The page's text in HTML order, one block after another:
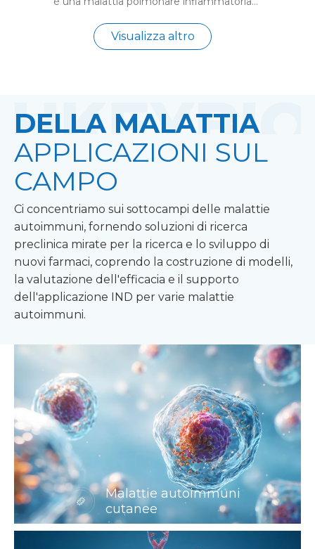
d'aria, difficoltà respiratoria, tosse e produzione di
muco, causata principalmente dall'esposizione a
caratteristiche della BPCO umana, tra cui
l'infiammazione delle vie aeree (neutrofilia nel
BALF), il declino della funzione polmonare e i
cambiamenti enfisematosi rilevati dall'imaging TC.
Fornisce una solida piattaforma per i test preclinici
sull’efficacia di nuove terapie per la BPCO.
Visualizza altro
DELLA MALATTIA
APPLICAZIONI SUL
CAMPO
Ci concentriamo sui sottocampi delle malattie
autoimmuni, fornendo soluzioni di ricerca
preclinica mirate per la ricerca e lo sviluppo di
nuovi farmaci, coprendo la costruzione di modelli,
la valutazione dell'efficacia e il supporto
dell'applicazione IND per varie malattie
autoimmuni.
Malattie autoimmuni
cutanee